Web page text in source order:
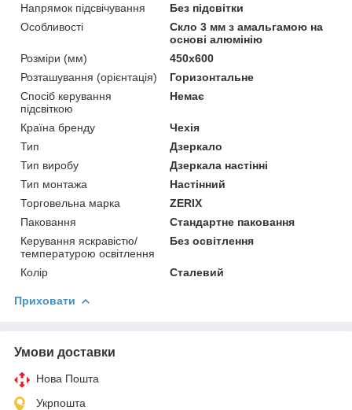
Напрямок підсвічування
Без підсвітки
Особливості
Скло 3 мм з амальгамою на
основі алюмінію
Розміри (мм)
450х600
Розташування (орієнтація)
Горизонтальне
Спосіб керування
підсвіткою
Немає
Країна бренду
Чехія
Тип
Дзеркало
Тип виробу
Дзеркала настінні
Тип монтажа
Настінний
Торговельна марка
ZERIX
Паковання
Стандартне паковання
Керування яскравістю/
температурою освітлення
Без освітлення
Колір Сталевий
Приховати
Умови доставки
Нова Пошта
Укрпошта